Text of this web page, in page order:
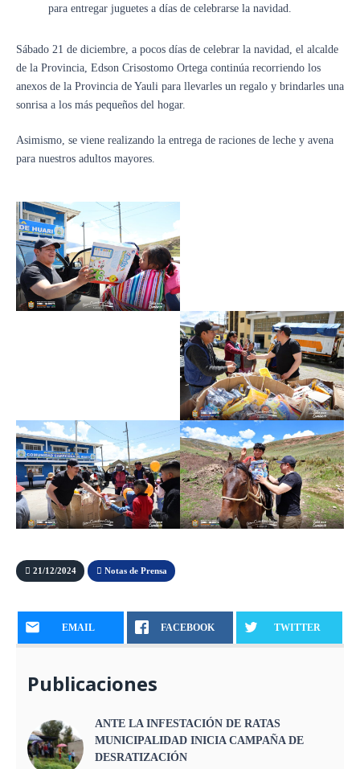
para entregar juguetes a días de celebrarse la navidad.
Sábado 21 de diciembre, a pocos días de celebrar la navidad, el alcalde
de la Provincia, Edson Crisostomo Ortega continúa recorriendo los
anexos de la Provincia de Yauli para llevarles un regalo y brindarles una
sonrisa a los más pequeños del hogar.
Asimismo, se viene realizando la entrega de raciones de leche y avena
para nuestros adultos mayores.
21/12/2024 Notas de Prensa
EMAIL FACEBOOK TWITTER
Publicaciones
ANTE LA INFESTACIÓN DE RATAS
MUNICIPALIDAD INICIA CAMPAÑA DE
DESRATIZACIÓN